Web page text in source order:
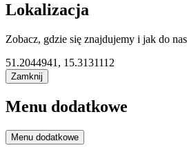
Lokalizacja
Zobacz, gdzie się znajdujemy i jak do
51.2044941, 15.3131112
Zamknij
Menu dodatkowe
Menu dodatkowe